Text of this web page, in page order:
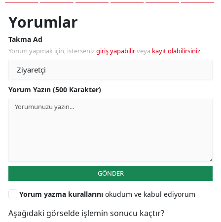
Yorumlar
Takma Ad
Yorum yapmak için, istersenizgiriş yapabilirveya kayıt olabilirsiniz.
Yorum Yazın (500 Karakter)
GÖNDER
Yorum yazma kurallarını okudum ve kabul ediyorum
Aşağıdaki görselde işlemin sonucu kaçtır?